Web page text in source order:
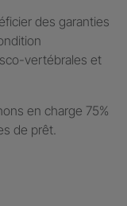
des garanties
vertébrales et
en charge 75%
de prêt.